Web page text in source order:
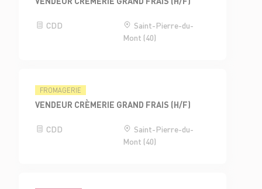
CDD
Saint-Pierre-du-
Mont (40)
FROMAGERIE
VENDEUR CRÈMERIE GRAND FRAIS (H/F)
CDD
Saint-Pierre-du-
Mont (40)